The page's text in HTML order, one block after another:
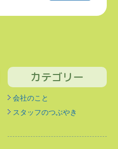
カテゴリー
会社のこと
スタッフのつぶやき